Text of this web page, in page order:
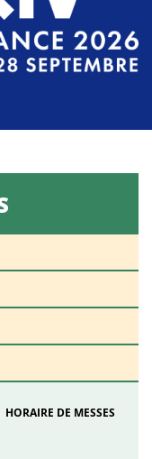
HORAIRE DE MESSES